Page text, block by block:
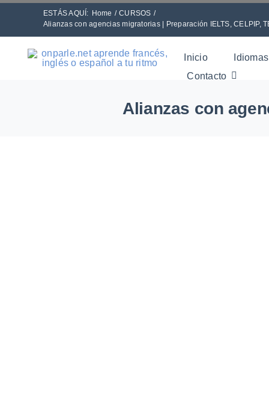
Skip
content
ESTÁS AQUÍ: Home
CURSOS
Alianzas con agencias migratorias | Preparación IELTS, CELPIP,
Inicio
Contacto
Alianzas con